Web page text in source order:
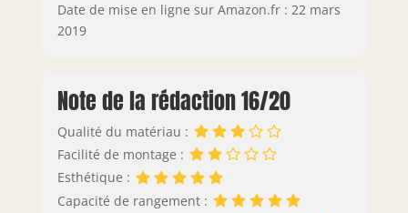
Date de mise en ligne sur Amazon.fr : 22 mars
2019
Note de la rédaction 16/20
Qualité du matériau :
Facilité de montage :
Esthétique :
Capacité de rangement :